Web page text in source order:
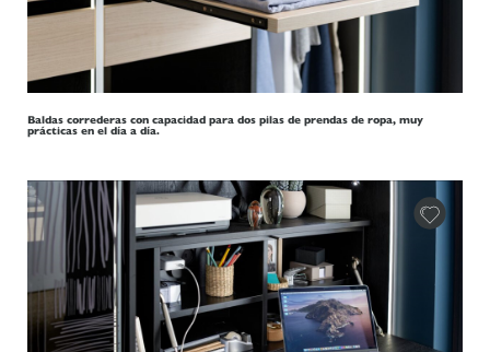
Baldas correderas con capacidad para dos pilas de prendas de ropa, muy
prácticas en el día a día.